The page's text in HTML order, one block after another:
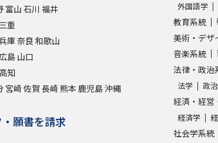
富山 石川 福井
三重
庫奈良 和歌山
島 山口
高知
宮崎 佐賀 長崎 熊本 鹿児島沖縄
願書を請求
外国語学
教育系統
美術・デザ
音楽系統
法律・政治
法学 政
経済・経営
経済学
社会学系統